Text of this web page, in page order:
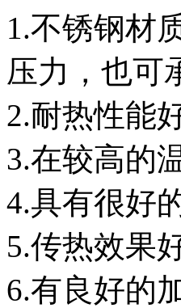
1.不锈钢材
压力，也可
2.耐热性能
3.在较高的
4.具有很好
5.传热效果
6.有良好的